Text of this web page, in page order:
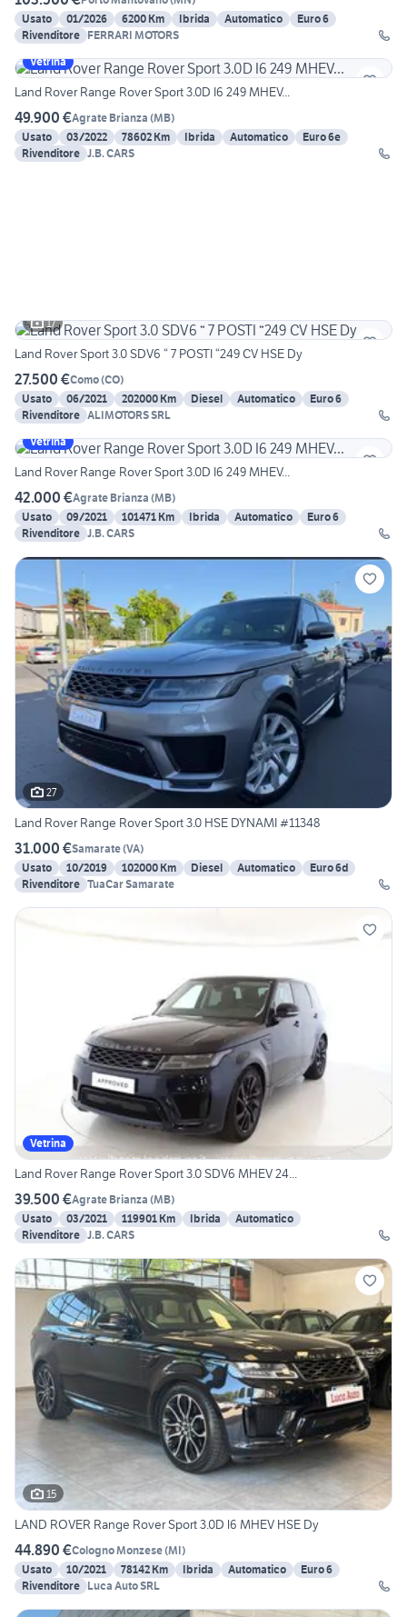
Usato
01/2026 6200 Km Ibrida Automatico
Euro 6
Rivenditore FERRARI MOTORS
Vetrina
Land Rover Range Rover Sport 3.0D I6 249 MHEV...
49.900 €Agrate Brianza (MB)
Usato
03/2022 78602 Km Ibrida Automatico
Euro 6e
Rivenditore J.B. CARS
17
Land Rover Sport 3.0 SDV6 “ 7 POSTI “249 CV HSE Dy
27.500 €Como(CO)
Usato
06/2021 202000 Km Diesel Automatico
Euro 6
Rivenditore ALIMOTORS SRL
Vetrina
Land Rover Range Rover Sport 3.0D I6 249 MHEV...
42.000 €Agrate Brianza (MB)
Usato
09/2021 101471 Km Ibrida Automatico
Euro 6
Rivenditore J.B. CARS
27
Land Rover Range Rover Sport 3.0 HSE DYNAMI #11348
31.000 €Samarate(VA)
Usato
10/2019 102000 Km Diesel Automatico
Euro 6d
Rivenditore TuaCar Samarate
Vetrina
Land Rover Range Rover Sport 3.0 SDV6 MHEV 24...
39.500 €Agrate Brianza (MB)
Usato
03/2021 119901 Km Ibrida
Automatico
Rivenditore J.B. CARS
15
LAND ROVER Range Rover Sport 3.0D l6 MHEV HSE Dy
44.890 €Cologno Monzese(MI)
Usato
10/2021 78142 Km Ibrida Automatico
Euro 6
Rivenditore Luca Auto SRL